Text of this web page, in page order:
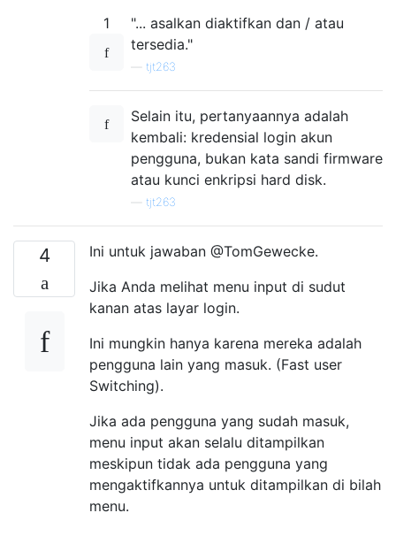
1
"... asalkan diaktifkan dan / atau
tersedia."
tjt263
Selain itu, pertanyaannya adalah
kembali: kredensial login akun
pengguna, bukan kata sandi firmware
atau kunci enkripsi hard disk.
tjt263
4
Ini untuk jawaban @TomGewecke.
Jika Anda melihat menu input di sudut
kanan atas layar login.
Ini mungkin hanya karena mereka adalah
pengguna lain yang masuk. (Fast user
Switching).
Jika ada pengguna yang sudah masuk,
menu input akan selalu ditampilkan
meskipun tidak ada pengguna yang
mengaktifkannya untuk ditampilkan di bilah
menu.